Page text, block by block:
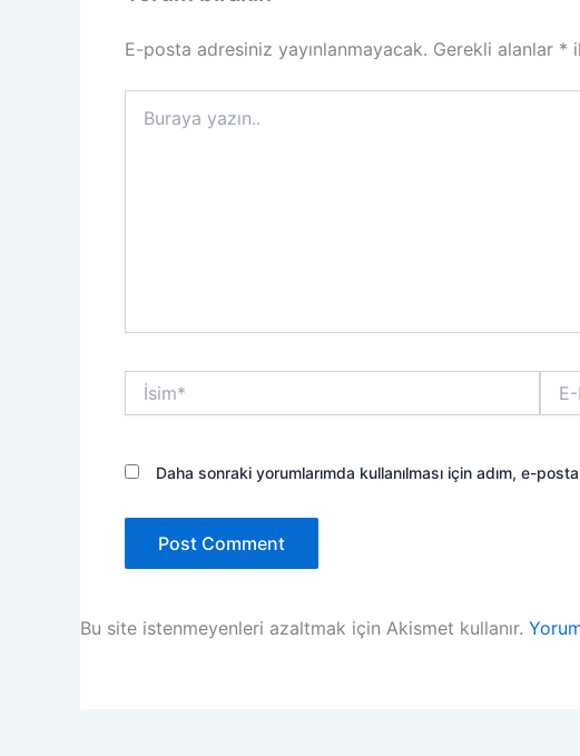
E-posta adresiniz yayınlanmayacak. Gerekli alanlar *
yazın..
İsim*
Posta*
Daha sonraki yorumlarımda kullanılması için adım, e-
Bu site istenmeyenleri azaltmak için Akismet kullanır.